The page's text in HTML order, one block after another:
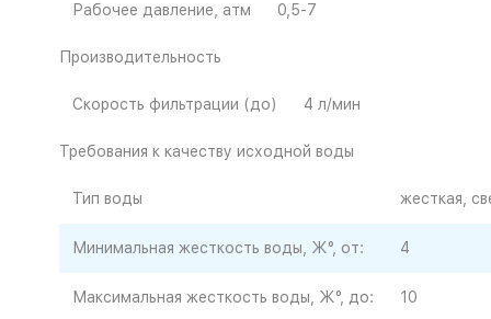
Рабочее давление, атм 0,5-7
Производительность
Скорость фильтрации (до) 4 л/мин
Требования к качеству исходной воды
Тип воды жесткая,
Минимальная жесткость воды, Ж°, от: 4
Максимальная жесткость воды, Ж°, до: 10